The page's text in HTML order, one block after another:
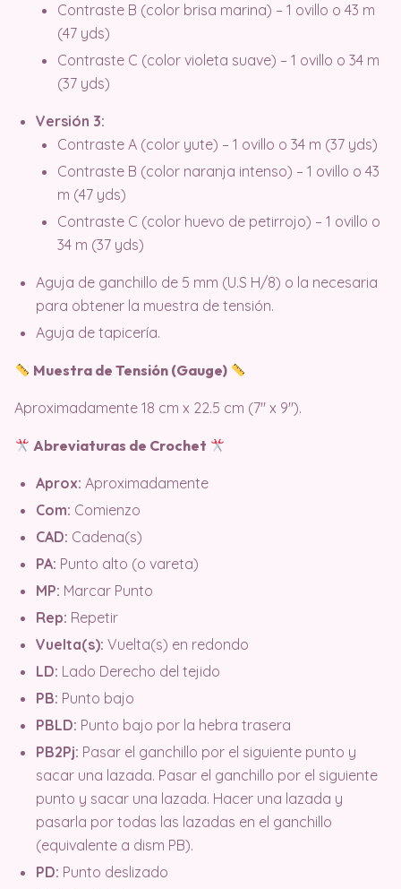
Contraste B (color brisa marina) – 1 ovillo o 43 m
(47 yds)
Contraste C (color violeta suave) – 1 ovillo o 34 m
(37 yds)
Versión 3:
Contraste A (color yute) – 1 ovillo o 34 m (37 yds)
Contraste B (color naranja intenso) – 1 ovillo o 43
m (47 yds)
Contraste C (color huevo de petirrojo) – 1 ovillo o
34 m (37 yds)
Aguja de ganchillo de 5 mm (U.S H/8) o la necesaria
para obtener la muestra de tensión.
Aguja de tapicería.
Muestra de Tensión (Gauge)
Aproximadamente 18 cm x 22.5 cm (7″ x 9″).
Abreviaturas de Crochet
Aprox: Aproximadamente
Com: Comienzo
CAD: Cadena(s)
PA: Punto alto (o vareta)
MP: Marcar Punto
Rep: Repetir
Vuelta(s): Vuelta(s) en redondo
LD: Lado Derecho del tejido
PB: Punto bajo
PBLD: Punto bajo por la hebra trasera
PB2Pj: Pasar el ganchillo por el siguiente punto y
sacar una lazada. Pasar el ganchillo por el siguiente
punto y sacar una lazada. Hacer una lazada y
pasarla por todas las lazadas en el ganchillo
(equivalente a dism PB).
PD: Punto deslizado